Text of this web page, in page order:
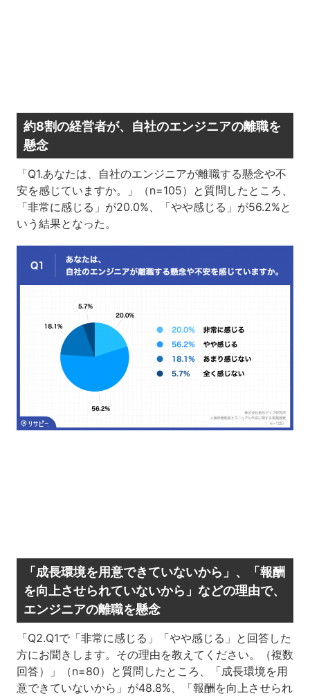
約8割の経営者が、自社のエンジニアの離職を
懸念
「Q1.あなたは、自社のエンジニアが離職する懸念や不
安を感じていますか。」（n=105）と質問したところ、
「非常に感じる」が20.0%、「やや感じる」が56.2%と
いう結果となった。
「成長環境を用意できていないから」、「報酬
を向上させられていないから」などの理由で、
エンジニアの離職を懸念
「Q2.Q1で「非常に感じる」「やや感じる」と回答した
方にお聞きします。その理由を教えてください。（複数
回答）」（n=80）と質問したところ、「成長環境を用
意できていないから」が48.8%、「報酬を向上させられ